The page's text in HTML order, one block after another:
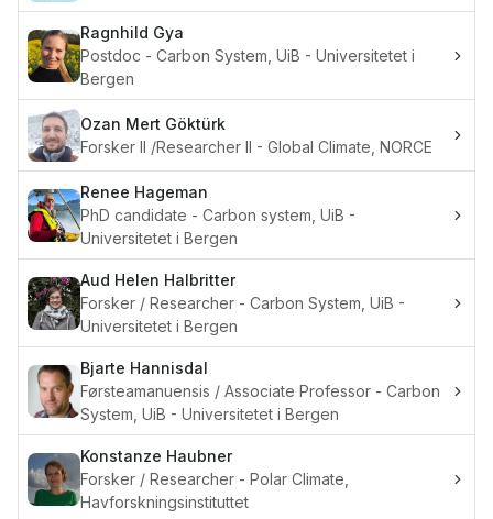
Ragnhild Gya
Postdoc - Carbon System, UiB - Universitetet i
Bergen
Ozan Mert Göktürk
Forsker II /Researcher II - Global Climate, NORCE
Renee Hageman
PhD candidate - Carbon system, UiB -
Universitetet i Bergen
Aud Helen Halbritter
Forsker / Researcher - Carbon System, UiB -
Universitetet i Bergen
Bjarte Hannisdal
Førsteamanuensis / Associate Professor - Carbon
System, UiB - Universitetet i Bergen
Konstanze Haubner
Forsker / Researcher - Polar Climate,
Havforskningsinstituttet